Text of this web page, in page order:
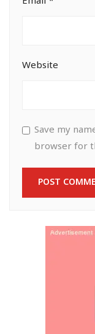
Website
Save my
browser for